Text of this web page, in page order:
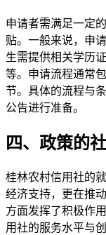
申请者需满足一定
贴。一般来说，申
生需提供相关学历
等。申请流程通常
节。具体的流程与
公告进行准备。
四、政策的
桂林农村信用社的
经济支持，更在推
方面发挥了积极作
用社的服务水平与